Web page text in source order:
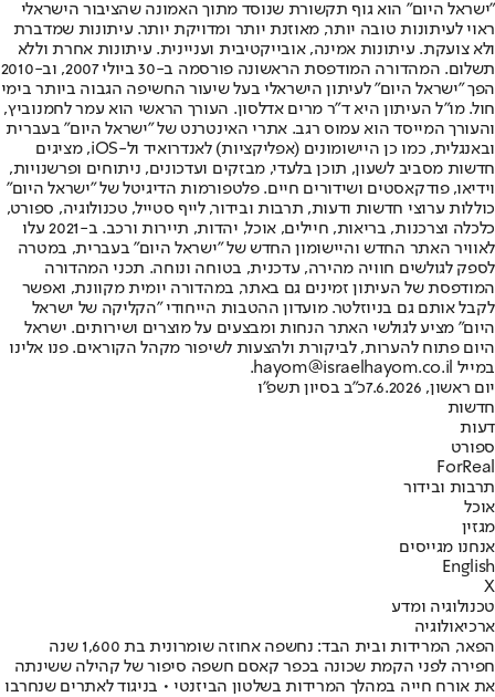
"ישראל היום" הוא גוף תקשורת שנוסד מתוך האמונה שהציבור הישראלי
ראוי לעיתונות טובה יותר, מאוזנת יותר ומדויקת יותר. עיתונות שמדברת
ולא צועקת. עיתונות אמינה, אובייקטיבית ועניינית. עיתונות אחרת וללא
תשלום. המהדורה המודפסת הראשונה פורסמה ב-30 ביולי 2007, וב-2010
הפך "ישראל היום" לעיתון הישראלי בעל שיעור החשיפה הגבוה ביותר בימי
חול. מו"ל העיתון היא ד"ר מרים אדלסון. העורך הראשי הוא עמר לחמנוביץ,
והעורך המייסד הוא עמוס רגב. אתרי האינטרנט של "ישראל היום" בעברית
ובאנגלית, כמו כן היישומונים (אפליקציות) לאנדרואיד ול-iOS, מציגים
חדשות מסביב לשעון, תוכן בלעדי, מבזקים ועדכונים, ניתוחים ופרשנויות,
וידיאו, פודקאסטים ושידורים חיים. פלטפורמות הדיגיטל של "ישראל היום"
כוללות ערוצי חדשות ודעות, תרבות ובידור, לייף סטייל, טכנולוגיה, ספורט,
כלכלה וצרכנות, בריאות, חיילים, אוכל, יהדות, תיירות ורכב. ב-2021 עלו
לאוויר האתר החדש והיישומון החדש של "ישראל היום" בעברית, במטרה
לספק לגולשים חוויה מהירה, עדכנית, בטוחה ונוחה. תכני המהדורה
המודפסת של העיתון זמינים גם באתר, במהדורה יומית מקוונת, ואפשר
לקבל אותם גם בניוזלטר. מועדון ההטבות הייחודי "הקליקה של ישראל
היום" מציע לגולשי האתר הנחות ומבצעים על מוצרים ושירותים. ישראל
היום פתוח להערות, לביקורת ולהצעות לשיפור מקהל הקוראים. פנו אלינו
במייל hayom@israelhayom.co.il.
יום ראשון, 7.6.2026
כ"ב בסיון תשפ"ו
חדשות
דעות
ספורט
ForReal
תרבות ובידור
אוכל
מגזין
אנחנו מגייסים
English
X
טכנולוגיה ומדע
ארכיאולוגיה
הפאר, המרידות ובית הבד: נחשפה אחוזה שומרונית בת 1,600 שנה
חפירה לפני הקמת שכונה בכפר קאסם חשפה סיפור של קהילה ששינתה
את אורח חייה במהלך המרידות בשלטון הביזנטי • בניגוד לאתרים שנחרבו